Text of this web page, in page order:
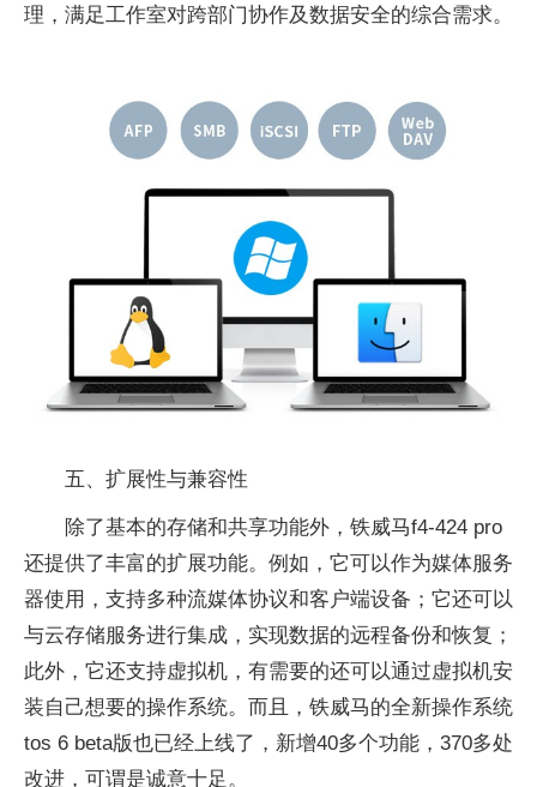
理，满足工作室对跨部门协作及数据安全的综合需求。
五、扩展性与兼容性
除了基本的存储和共享功能外，铁威马f4-424 pro
还提供了丰富的扩展功能。例如，它可以作为媒体服务
器使用，支持多种流媒体协议和客户端设备；它还可以
与云存储服务进行集成，实现数据的远程备份和恢复；
此外，它还支持虚拟机，有需要的还可以通过虚拟机安
装自己想要的操作系统。而且，铁威马的全新操作系统
tos 6 beta版也已经上线了，新增40多个功能，370多处
改进，可谓是诚意十足。